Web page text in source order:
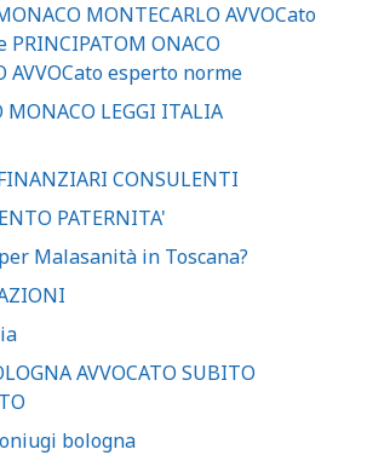
MONTECARLO AVVOCato
ONACO
AVVOCato esperto norme
MONACO LEGGI ITALIA
CONSULENTI
PATERNITA'
Malasanità in Toscana?
AVVOCATO SUBITO
bologna